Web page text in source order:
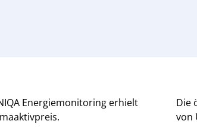
Energiemonitoring erhielt
Die
von